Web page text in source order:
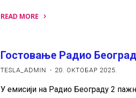
READ MORE
и
кризама
новој
Гостовање Радио
TESLA_ADMIN 20. ОКТОБАР 2025.
У емисији на Радио Београду 2